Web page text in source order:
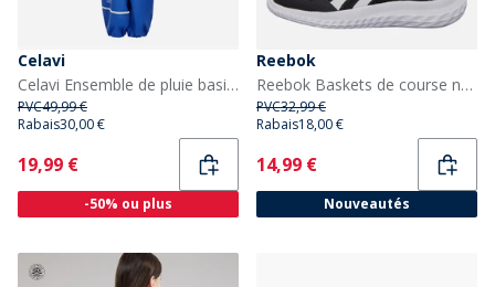
Celavi
Celavi Ensemble de pluie basique uni en PU Enfant Bleu Océan Oceanblue
PVC49,99 €
Rabais30,00 €
Current
19,99 €
-50% ou plus
Reebok
Reebok Baskets de course neutres Enfant Rush Runner 5 à Lacets élastiques Noir/Noir/Blanc
PVC32,99 €
Rabais18,00 €
Current
14,99 €
Nouveautés